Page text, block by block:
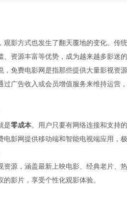
观影方式也发生了翻天覆地的变化。传
、资源丰富等优势，成为越来越多影迷
，免费电影网是指那些提供大量影视资
过广告收入或会员增值服务来维持运营
是零成本。用户只要有网络连接和支持
电影网提供移动端和智能电视端应用，
资源，涵盖最新上映电影、经典老片、
影片，享受个性化观影体验。